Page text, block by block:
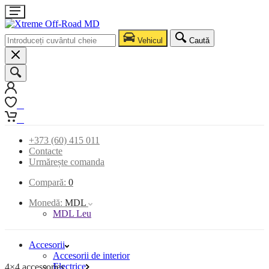
Vehicul Caută
+373 (60) 415 011
Contacte
Urmărește comanda
Compară: 0
Monedă: MDL
MDL Leu
Accesorii
Accesorii de interior
Electrice
4×4 accessories